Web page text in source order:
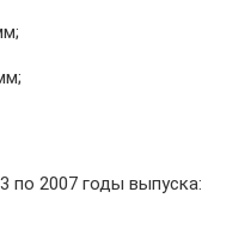
по 2007 годы выпуска: